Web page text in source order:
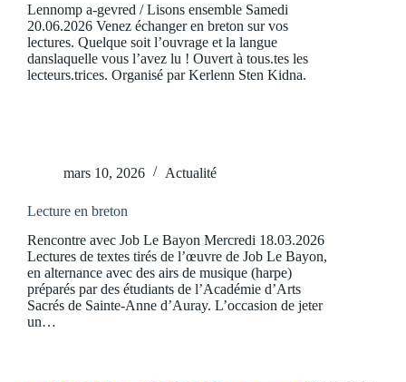
Lennomp a-gevred / Lisons ensemble Samedi
20.06.2026 Venez échanger en breton sur vos
lectures. Quelque soit l’ouvrage et la langue
danslaquelle vous l’avez lu ! Ouvert à tous.tes les
lecteurs.trices. Organisé par Kerlenn Sten Kidna.
mars 10, 2026 Actualité
Lecture en breton
Rencontre avec Job Le Bayon Mercredi 18.03.2026
Lectures de textes tirés de l’œuvre de Job Le Bayon,
en alternance avec des airs de musique (harpe)
préparés par des étudiants de l’Académie d’Arts
Sacrés de Sainte-Anne d’Auray. L’occasion de jeter
un…